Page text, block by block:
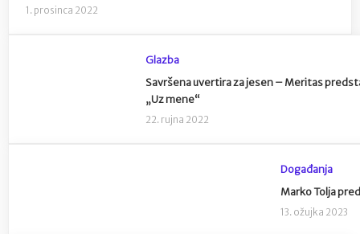
1. prosinca 2022
Glazba
Savršena uvertira za jesen – Meritas
„Uz mene“
22. rujna 2022
Događanja
Marko Tolja
13. ožujka 2023